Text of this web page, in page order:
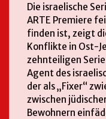
Die israelische
ARTE Premiere
finden ist, zeigt
Konflikte in Ost-
zehnteiligen
Agent des
der als „Fixer“
zwischen
Bewohnern